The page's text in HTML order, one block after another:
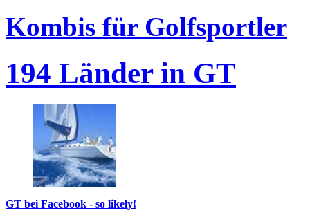
Kombis für Golfsportler
194 Länder in GT
GT bei Facebook - so likely!